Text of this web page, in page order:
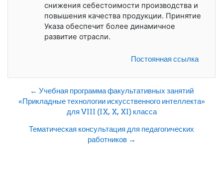
снижения себестоимости производства и
повышения качества продукции. Принятие
Указа обеспечит более динамичное
развитие отрасли.
Постоянная ссылка
← Учебная программа факультативных занятий
«Прикладные технологии искусственного интеллекта»
для VIII (IX, X, XI) класса
Тематическая консультация для педагогических
работников →